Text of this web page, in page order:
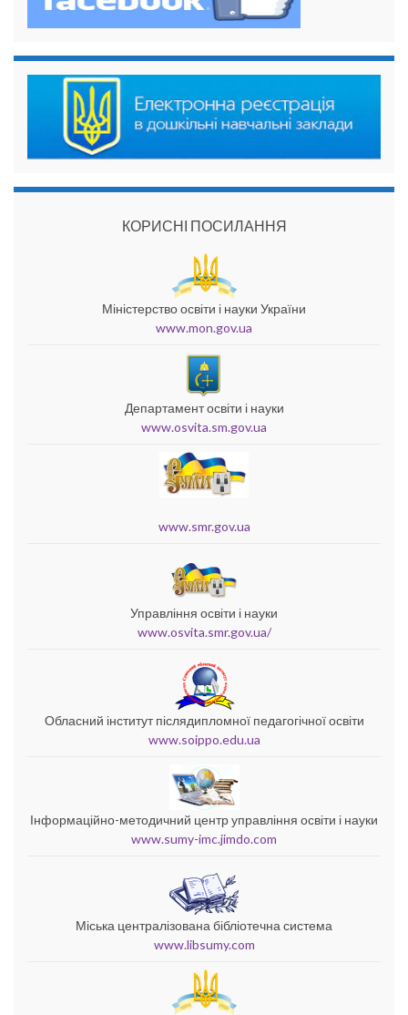
КОРИСНІ ПОСИЛАННЯ
Міністерство освіти і науки України
www.mon.gov.ua
Департамент освіти і науки
www.osvita.sm.gov.ua
www.smr.gov.ua
Управління освіти і науки
www.osvita.smr.gov.ua/
Обласний інститут післядипломної педагогічної освіти
www.soippo.edu.ua
Інформаційно-методичний центр управління освіти і науки
www.sumy-imc.jimdo.com
Міська централізована бібліотечна система
www.libsumy.com